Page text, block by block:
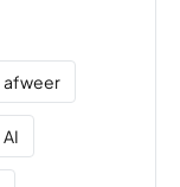
afweer
AI